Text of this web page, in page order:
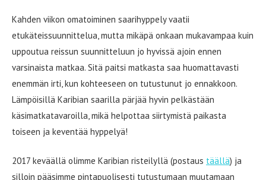
Kahden viikon omatoiminen saarihyppely vaatii
etukäteissuunnittelua, mutta mikäpä onkaan mukavampaa kuin
uppoutua reissun suunnitteluun jo hyvissä ajoin ennen
varsinaista matkaa. Sitä paitsi matkasta saa huomattavasti
enemmän irti, kun kohteeseen on tutustunut jo ennakkoon.
Lämpöisillä Karibian saarilla pärjää hyvin pelkästään
käsimatkatavaroilla, mikä helpottaa siirtymistä paikasta
toiseen ja keventää hyppelyä!
2017 keväällä olimme Karibian risteilyllä (postaus täällä) ja
silloin pääsimme pintapuolisesti tutustumaan muutamaan